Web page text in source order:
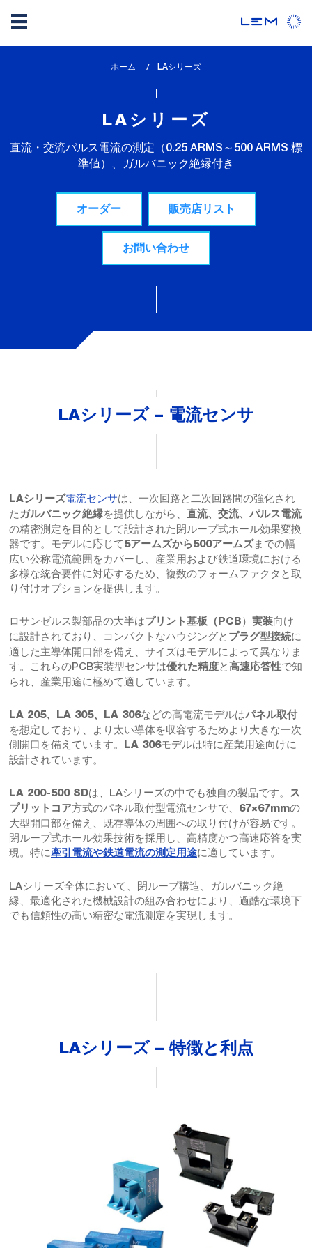
テ
ホーム
lem_current_page
LAシリーズ
LAシリーズ
直流・交流パルス電流の測定（0.25 ARMS～500 ARMS 標
準値）、ガルバニック絶縁付き
オーダー 販売店リスト
お問い合わせ
LAシリーズ – 電流センサ
LAシリーズ電流センサは、一次回路と二次回路間の強化され
た ガルバニック絶縁を提供しながら、 直流、交流、パルス電流
の精密測定を目的として設計された閉ループ式ホール効果変換
器です。モデルに応じて 5アームズから500アームズまでの幅
広い公称電流範囲をカバーし、産業用および鉄道環境における
多様な統合要件に対応するため、複数のフォームファクタと取
り付けオプションを提供します。
ロサンゼルス製部品の大半はプリント基板（PCB ） 実装向け
に設計されており、コンパクトなハウジングと プラグ型接続に
適した主導体開口部を備え、サイズはモデルによって異なりま
す。これらのPCB実装型センサは優れた精度と 高速応答性で知
られ、産業用途に極めて適しています。
LA 205、LA 305、LA 306などの高電流モデルはパネル取付
を想定しており、より太い導体を収容するためより大きな一次
側開口を備えています。
LA 306モデルは特に産業用途向けに
設計されています。
LA 200-500 SDは、LAシリーズの中でも独自の製品です。
ス
プリットコア方式のパネル取付型電流センサで、 67×67mmの
大型開口部を備え、既存導体の周囲への取り付けが容易です。
閉ループ式ホール効果技術を採用し、高精度かつ高速応答を実
現。特に牽引電流や鉄道電流の測定用途に適しています。
LAシリーズ全体において、閉ループ構造、ガルバニック絶
縁、最適化された機械設計の組み合わせにより、過酷な環境下
でも信頼性の高い精密な電流測定を実現します。
LAシリーズ – 特徴と利点